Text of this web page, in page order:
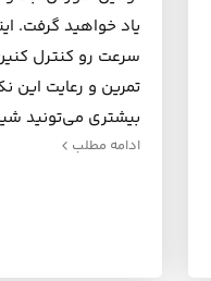
یاد خواهید گرفت.
سرعت رو کنترل
تمرین و رعایت این
بیشتری می‌تونید
ادامه مطلب